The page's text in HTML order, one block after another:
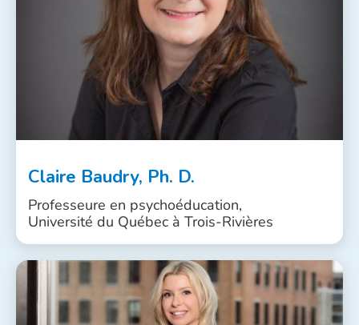
Claire Baudry, Ph. D.
Professeure en psychoéducation,
Université du Québec à Trois-Rivières